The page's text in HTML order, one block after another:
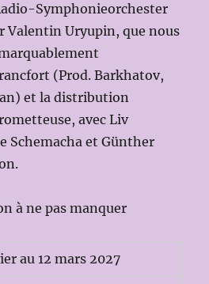
Symphonieorchester
Valentin Uryupin, que nous
(Prod. Barkhatov,
et la distribution
avec Liv
Schemacha et Günther
à ne pas manquer
au 12 mars 2027